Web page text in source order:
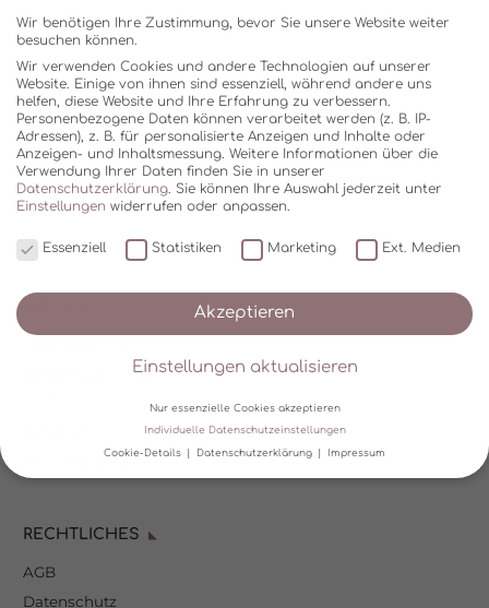
Zahlungsoptionen
Mein Kundenkonto
RECHTLICHES
AGB
Datenschutz
Wir benötigen Ihre Zustimmung, bevor Sie unsere Website weiter
besuchen können.
Wir verwenden Cookies und andere Technologien auf unserer
Website. Einige von ihnen sind essenziell, während andere uns
helfen, diese Website und Ihre Erfahrung zu verbessern.
Personenbezogene Daten können verarbeitet werden (z. B. IP-
Adressen), z. B. für personalisierte Anzeigen und Inhalte oder
Anzeigen- und Inhaltsmessung. Weitere Informationen über die
Verwendung Ihrer Daten finden Sie in unserer
Datenschutzerklärung Sie können Ihre Auswahl jederzeit unter
Einstellungen widerrufen oder anpassen.
Essenziell Statistiken Marketing Ext. Medien
Akzeptieren
Einstellungen aktualisieren
Nur essenzielle Cookies akzeptieren
Individuelle Datenschutzeinstellungen
Cookie-Details Datenschutzerklärung Impressum
Wir verwenden Cookies und andere Technologien auf unserer
helfen, diese Website und Ihre Erfahrung zu verbessern.